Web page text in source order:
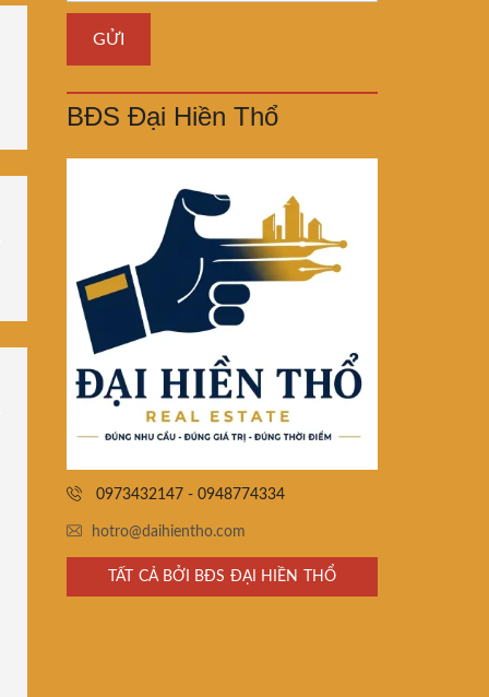
BĐS Đại Hiền Thổ
0973432147 - 0948774334
hotro@daihientho.com
TẤT CẢ BỞI BĐS ĐẠI HIỀN THỔ